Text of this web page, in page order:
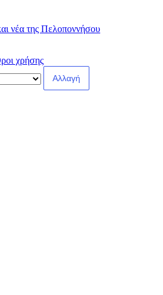
νέα της Πελοποννήσου
χρήσης